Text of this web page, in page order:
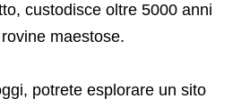
custodisce oltre 5000 anni
maestose.
potrete esplorare un sito